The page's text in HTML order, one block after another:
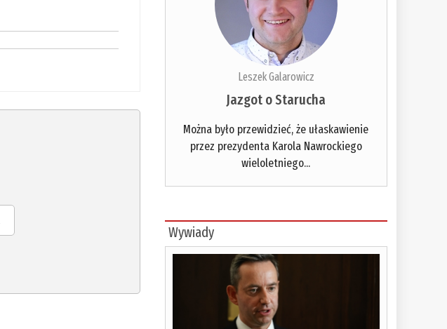
Leszek Galarowicz
Jazgot o Starucha
Można było przewidzieć, że ułaskawienie
przez prezydenta Karola Nawrockiego
wieloletniego...
Wywiady